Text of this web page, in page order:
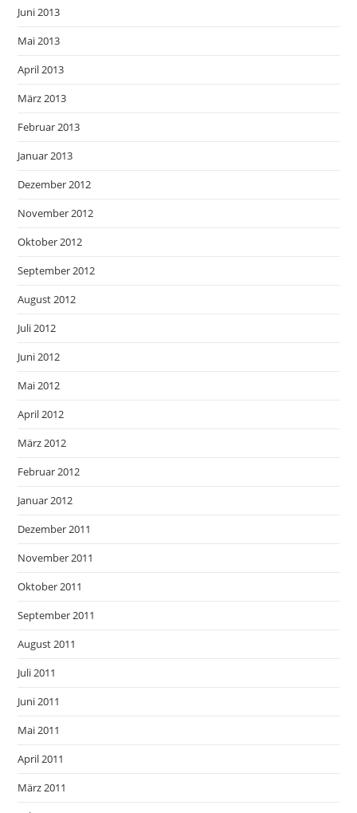
Juni 2013
Mai 2013
April 2013
März 2013
Februar 2013
Januar 2013
Dezember 2012
November 2012
Oktober 2012
September 2012
August 2012
Juli 2012
Juni 2012
Mai 2012
April 2012
März 2012
Februar 2012
Januar 2012
Dezember 2011
November 2011
Oktober 2011
September 2011
August 2011
Juli 2011
Juni 2011
Mai 2011
April 2011
März 2011